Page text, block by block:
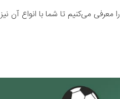
می‌کنیم تا شما با انواع آن نیز